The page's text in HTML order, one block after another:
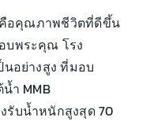
คือคุณภาพชีวิตที่ดีขึ้น
บพระคุณ โรง
อย่างสูง ที่มอบ
ำ MMB
รับน้ำหนักสูงสุด 70